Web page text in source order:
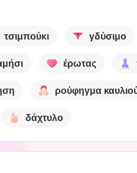
τσιμπούκι γδύσιμο
έρωτας
ρούφηγμα
δάχτυλο